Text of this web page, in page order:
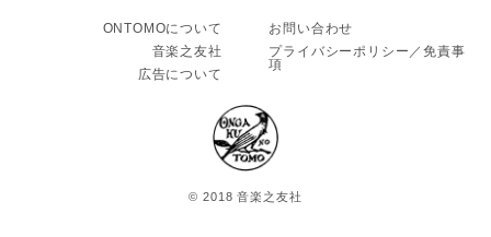
ONTOMOについて
音楽之友社
広告について
お問い合わせ
プライバシーポリシー／免責事
項
© 2018 音楽之友社